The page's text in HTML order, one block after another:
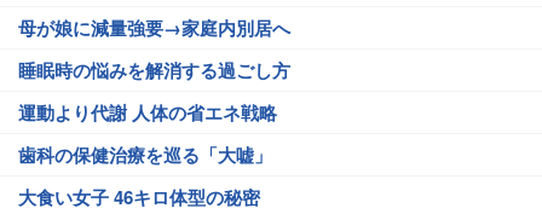
母が娘に減量強要→家庭内別居へ
睡眠時の悩みを解消する過ごし方
運動より代謝 人体の省エネ戦略
歯科の保健治療を巡る「大嘘」
大食い女子 46キロ体型の秘密